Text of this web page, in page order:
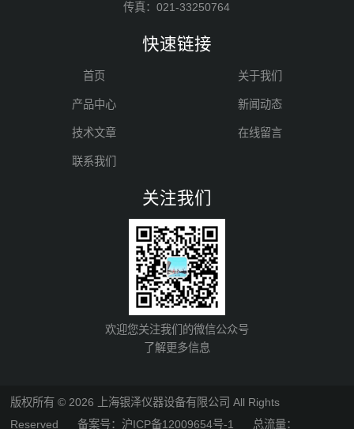
传真：021-33250764
快速链接
首页 关于我们
产品中心 新闻动态
技术文章 在线留言
联系我们
关注我们
欢迎您关注我们的微信公众号
了解更多信息
版权所有 © 2026 上海银泽仪器设备有限公司 All Rights
Reserved备案号：沪ICP备12009654号-1 总流量：